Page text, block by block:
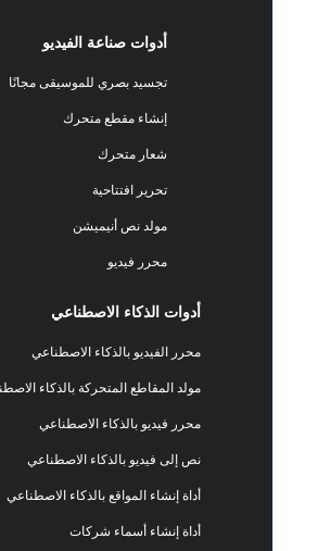
أدوات صناعة الفيديو
تجسيد بصري للموسيقى مجانًا
إنشاء مقطع متحرك
شعار متحرك
تحرير افتتاحية
مولد نص أنيميشن
محرر فيديو
أدوات الذكاء الاصطناعي
محرر الفيديو بالذكاء الاصطناعي
مولد المقاطع المتحركة بالذكاء الاصطناعي
محرر فيديو بالذكاء الاصطناعي
نص إلى فيديو بالذكاء الاصطناعي
أداة إنشاء المواقع بالذكاء الاصطناعي
أداة إنشاء أسماء شركات